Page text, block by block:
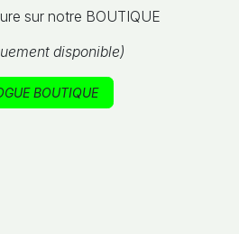
sur notre BOUTIQUE
disponible)
BOUTIQUE